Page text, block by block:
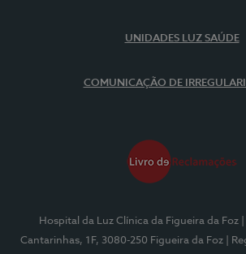
UNIDADES LUZ SAÚDE
COMUNICAÇÃO DE
Hospital da Luz Clínica da Figueira da Foz
Cantarinhas, 1F, 3080-250 Figueira da Foz
|